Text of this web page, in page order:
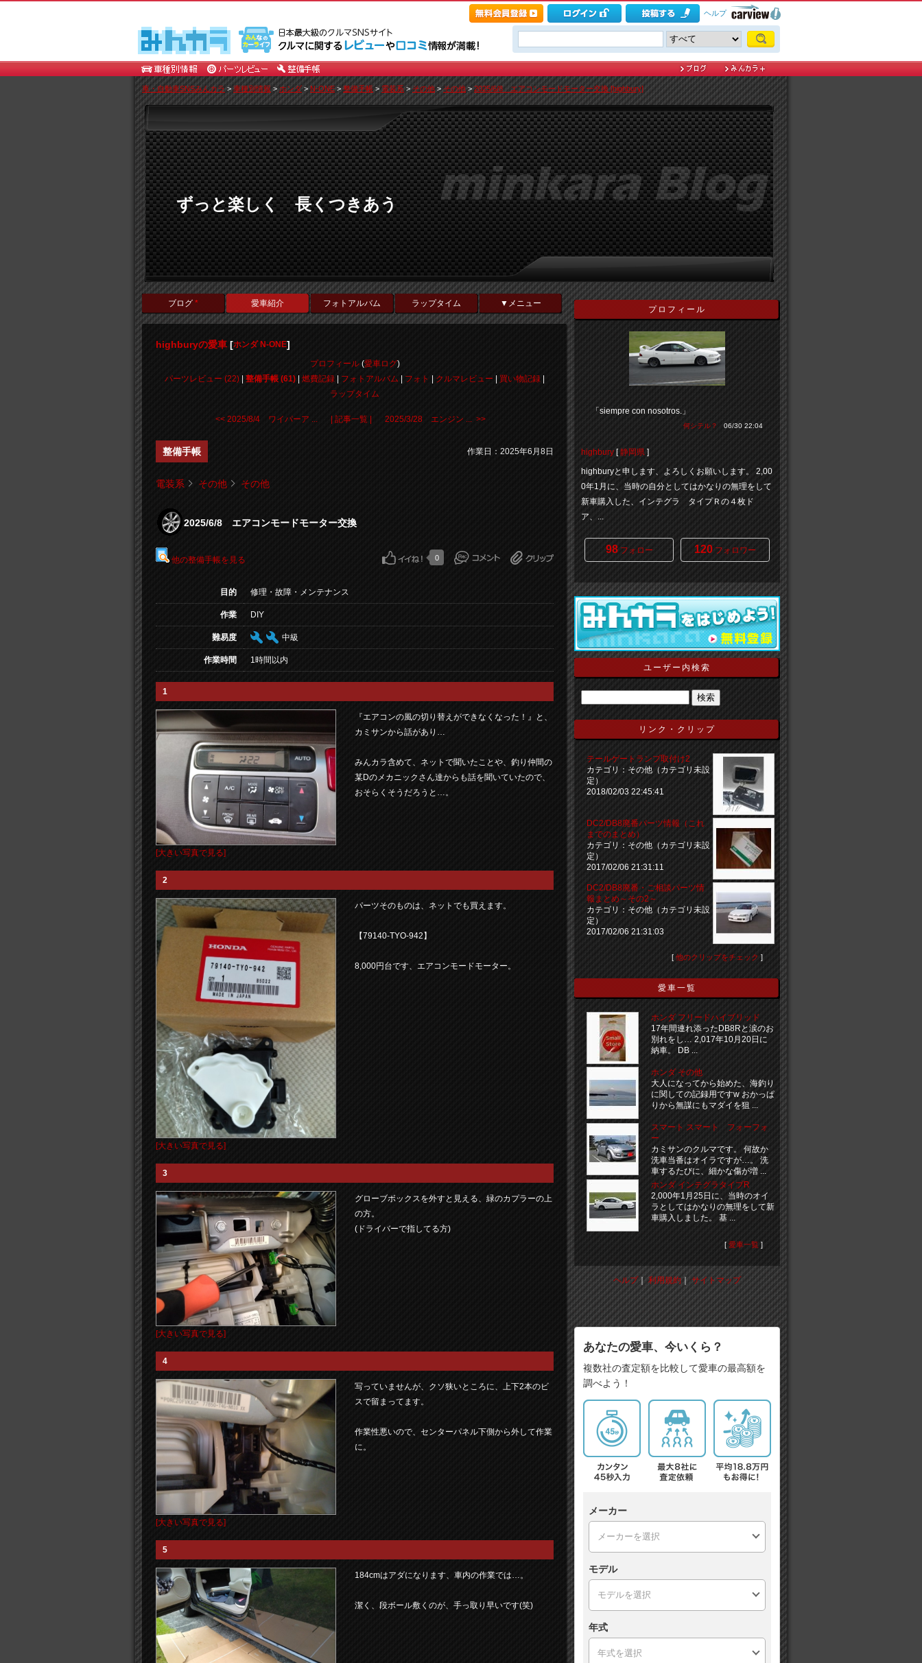
ヘルプ
車・自動車SNSみんカラ>車種別情報 >ホンダ>N-ONE>整備手帳> 電装系>その他 >その他>2025/6/8 エアコンモードモーター交換 [highbury]
ずっと楽しく 長くつきあう
ブログ * 愛車紹介 フォトアルバム ラップタイム ▼メニュー
highburyの愛車 [ホンダ N-ONE]
プロフィール(愛車ログ)
パーツレビュー (22)
整備手帳 (61) 燃費記録 フォトアルバム フォト クルマレビュー 買い物記録
ラップタイム
<< 2025/8/4 ワイパーア ... | 記事一覧 | 2025/3/28 エンジン ... >>
整備手帳 作業日：2025年6月8日
電装系 その他 その他
2025/6/8 エアコンモードモーター交換
他の整備手帳を見る 0
目的 修理・故障・メンテナンス
作業 DIY
難易度 中級
作業時間 1時間以内
1
[大きい写真で見る]
『エアコンの風の切り替えができなくなった！』と、
カミサンから話があり…
みんカラ含めて、ネットで聞いたことや、釣り仲間の
某Dのメカニックさん達からも話を聞いていたので、
おそらくそうだろうと…。
2
[大きい写真で見る]
パーツそのものは、ネットでも買えます。
【79140-TYO-942】
8,000円台です、エアコンモードモーター。
3
[大きい写真で見る]
グローブボックスを外すと見える、緑のカプラーの上
の方。
(ドライバーで指してる方)
4
[大きい写真で見る]
写っていませんが、クソ狭いところに、上下2本のビ
スで留まってます。
作業性悪いので、センターパネル下側から外して作業
に。
5
184cmはアダになります、車内の作業では…。
潔く、段ボール敷くのが、手っ取り早いです(笑)
プロフィール
「siempre con nosotros.」
何シテル？ 06/30 22:04
highbury [静岡県 ]
highburyと申します、よろしくお願いします。 2,00
0年1月に、当時の自分としてはかなりの無理をして
新車購入した、インテグラ タイプＲの４枚ド
ア、...
98フォロー 120 フォロワー
ユーザー内検索
リンク・クリップ
テールゲートランプ取付け2
カテゴリ：その他（カテゴリ未設
定）
2018/02/03 22:45:41
DC2/DB8廃番パーツ情報（これ
までのまとめ）
カテゴリ：その他（カテゴリ未設
定）
2017/02/06 21:31:11
DC2/DB8廃番・ご相談パーツ情
報まとめ～その2～
カテゴリ：その他（カテゴリ未設
定）
2017/02/06 21:31:03
[ 他のクリップをチェック ]
愛車一覧
ホンダ フリードハイブリッド
17年間連れ添ったDB8Rと涙のお
別れをし… 2,017年10月20日に
納車。 DB ...
ホンダ その他
大人になってから始めた、海釣り
に関しての記録用ですw おかっぱ
りから無謀にもマダイを狙 ...
スマート スマート フォーフォ
ー
カミサンのクルマです。 何故か
洗車当番はオイラですが…。 洗
車するたびに、細かな傷が増 ...
ホンダ インテグラタイプR
2,000年1月25日に、当時のオイ
ラとしてはかなりの無理をして新
車購入しました。 基 ...
[ 愛車一覧 ]
ヘルプ｜利用規約｜サイトマップ
あなたの愛車、今いくら？
複数社の査定額を比較して愛車の最高額を
調べよう！
メーカー
モデル
年式